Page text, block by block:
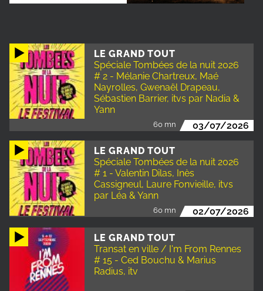
LE GRAND TOUT
Spéciale Tombées de la nuit 2026
# 2 - Mélanie Chartreux, Maé
Nayrolles, Gwenaël Drapeau,
Sébastien Barrier, itvs par Nadia &
Yann
60 mn 03/07/2026
LE GRAND TOUT
Spéciale Tombées de la nuit 2026
# 1 - Valentin Dilas, Inès
Cassigneul, Laure Fonvieille, itvs
par Léa & Yann
60 mn 02/07/2026
LE GRAND TOUT
Transat en ville / I'm From Rennes
# 15 - Ced Bouchu & Marius
Radius, itv